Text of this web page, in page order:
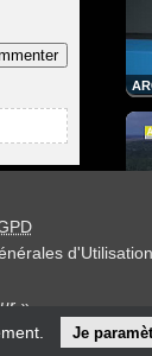
d'Utilisation
»
Je